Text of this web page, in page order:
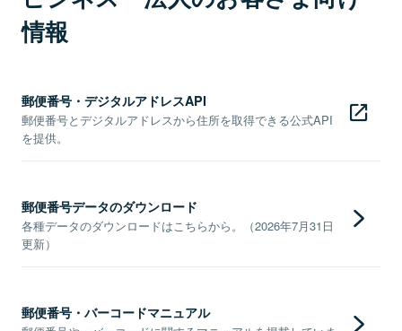
情報
郵便番号・デジタルアドレスAPI
郵便番号とデジタルアドレスから住所を取得できる公式API
を提供。
郵便番号データのダウンロード
各種データのダウンロードはこちらから。（2026年7月31日
更新）
郵便番号・バーコードマニュアル